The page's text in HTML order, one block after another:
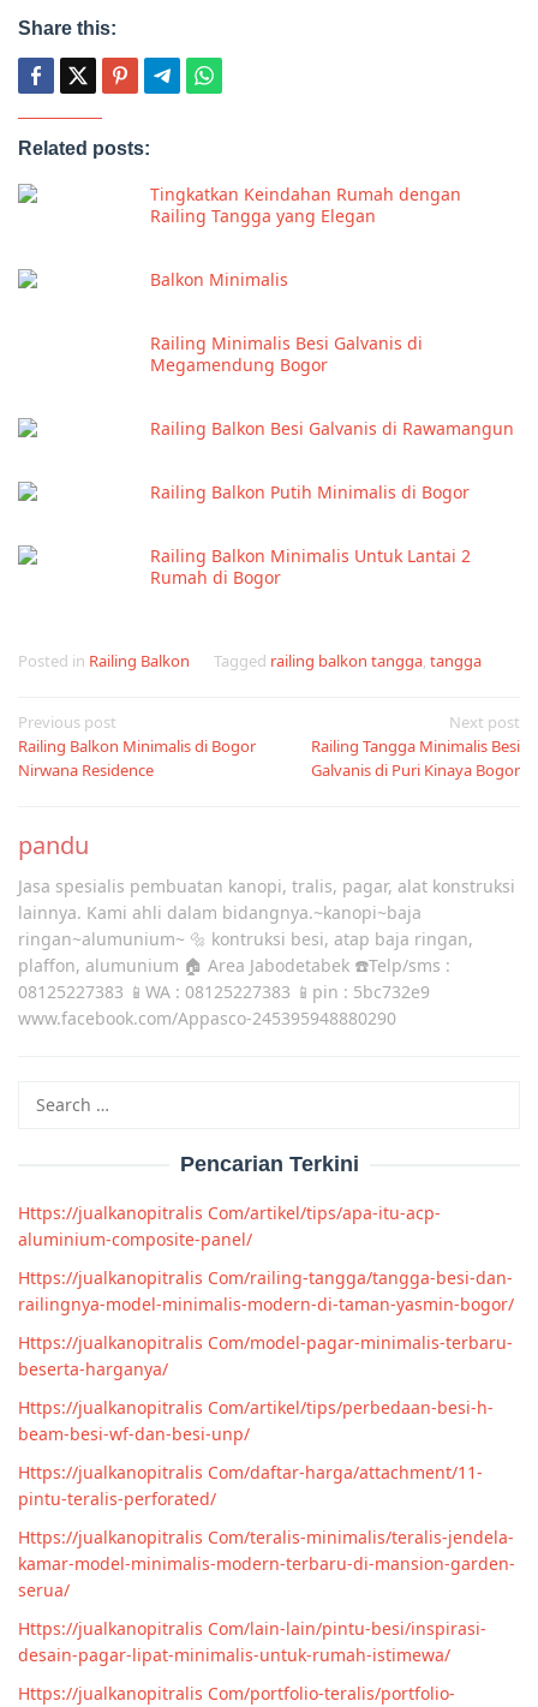
Share this:
Related posts:
Tingkatkan Keindahan Rumah dengan
Railing Tangga yang Elegan
Balkon Minimalis
Railing Minimalis Besi Galvanis di
Megamendung Bogor
Railing Balkon Besi Galvanis di Rawamangun
Railing Balkon Putih Minimalis di Bogor
Railing Balkon Minimalis Untuk Lantai 2
Rumah di Bogor
Posted in Railing Balkon Tagged railing balkon tangga, tangga
Post
navigation
Previous post
Railing Balkon Minimalis di Bogor
Nirwana Residence
Next post
Railing Tangga Minimalis Besi
Galvanis di Puri Kinaya Bogor
pandu
Jasa spesialis pembuatan kanopi, tralis, pagar, alat konstruksi
lainnya. Kami ahli dalam bidangnya.~kanopi~baja
ringan~alumunium~ 🔩 kontruksi besi, atap baja ringan,
plaffon, alumunium 🏠 Area Jabodetabek ☎️Telp/sms :
08125227383 📱WA : 08125227383 📱pin : 5bc732e9
www.facebook.com/Appasco-245395948880290
for:
Pencarian Terkini
Https://jualkanopitralis Com/artikel/tips/apa-itu-acp-
aluminium-composite-panel/
Https://jualkanopitralis Com/railing-tangga/tangga-besi-dan-
railingnya-model-minimalis-modern-di-taman-yasmin-bogor/
Https://jualkanopitralis Com/model-pagar-minimalis-terbaru-
beserta-harganya/
Https://jualkanopitralis Com/artikel/tips/perbedaan-besi-h-
beam-besi-wf-dan-besi-unp/
Https://jualkanopitralis Com/daftar-harga/attachment/11-
pintu-teralis-perforated/
Https://jualkanopitralis Com/teralis-minimalis/teralis-jendela-
kamar-model-minimalis-modern-terbaru-di-mansion-garden-
serua/
Https://jualkanopitralis Com/lain-lain/pintu-besi/inspirasi-
desain-pagar-lipat-minimalis-untuk-rumah-istimewa/
Https://jualkanopitralis Com/portfolio-teralis/portfolio-